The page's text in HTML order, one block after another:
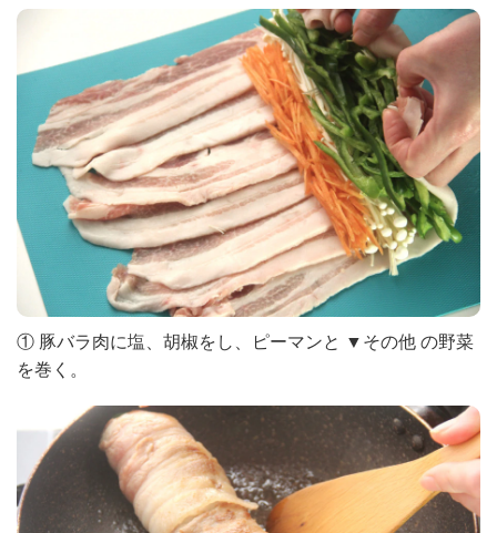
① 豚バラ肉に塩、胡椒をし、ピーマンと ▼その他 の野菜
を巻く。